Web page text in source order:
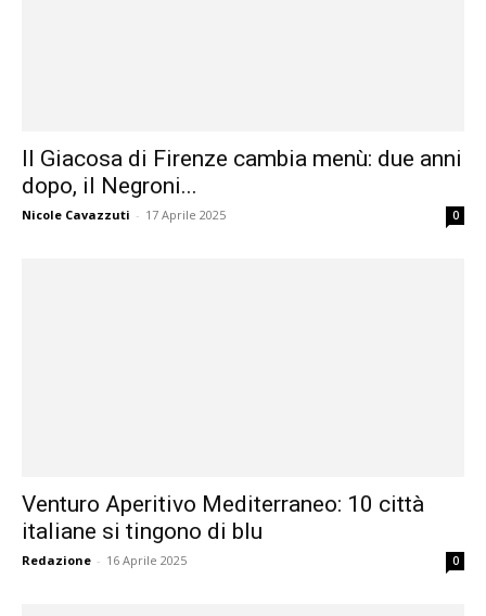
Il Giacosa di Firenze cambia menù: due anni
dopo, il Negroni...
Nicole Cavazzuti - 17 Aprile 2025 0
Venturo Aperitivo Mediterraneo: 10 città
italiane si tingono di blu
Redazione - 16 Aprile 2025 0